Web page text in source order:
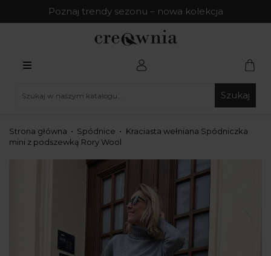
Poznaj trendy sezonu – nowa kolekcja
Szukaj
Strona główna Spódnice
Kraciasta wełniana Spódniczka
mini z podszewką Rory Wool